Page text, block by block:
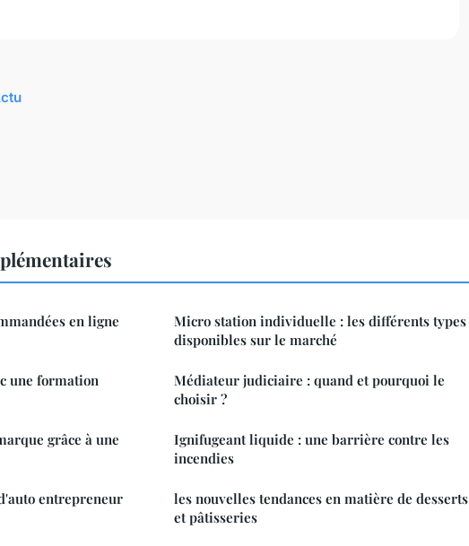
en ligne
une formation
grâce à une
entrepreneur
Micro station individuelle : les différents types
disponibles sur le marché
Médiateur judiciaire : quand et pourquoi le
choisir ?
Ignifugeant liquide : une barrière contre les
incendies
les nouvelles tendances en matière de desserts
et pâtisseries